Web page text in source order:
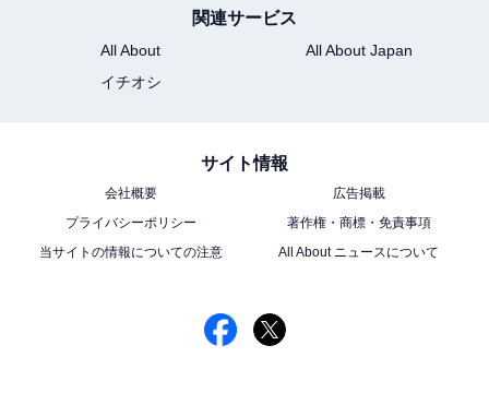
関連サービス
All About
All About Japan
イチオシ
サイト情報
会社概要
広告掲載
プライバシーポリシー
著作権・商標・免責事項
当サイトの情報についての注意
All About ニュースについて